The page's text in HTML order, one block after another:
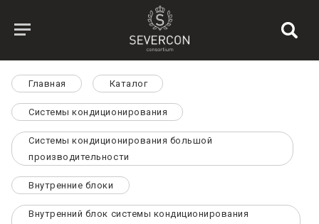
Главная Каталог
Системы кондиционирования
Системы кондиционирования большой
производительности
Внутренние блоки
Внутренний блок системы кондиционирования